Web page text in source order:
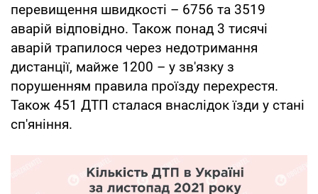
перевищення швидкості – 6756 та 3519
аварій відповідно. Також понад 3 тисячі
аварій трапилося через недотримання
дистанції, майже 1200 – у зв'язку з
порушенням правила проїзду перехрестя.
Також 451 ДТП сталася внаслідок їзди у стані
сп'яніння.